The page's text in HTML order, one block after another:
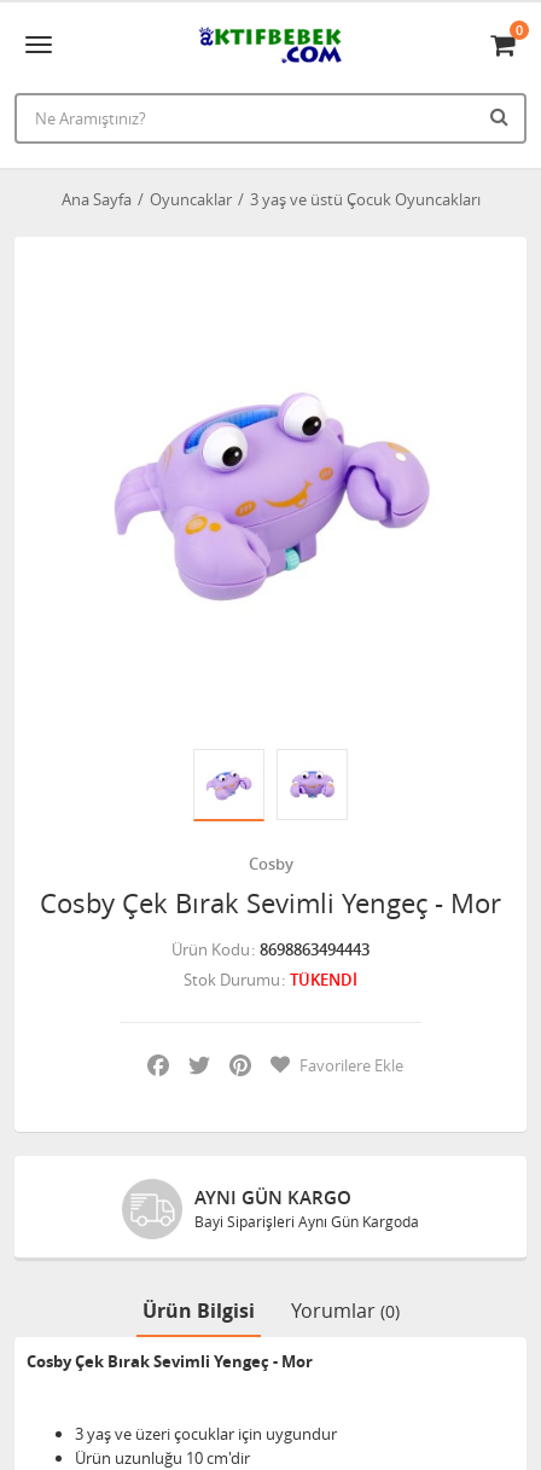
0
Ana Sayfa Oyuncaklar 3 yaş ve üstü Çocuk Oyuncakları
Cosby
Cosby Çek Bırak Sevimli Yengeç - Mor
Ürün Kodu 8698863494443
Stok Durumu TÜKENDİ
Facebook
Twitter PinterestFavorilere Ekle
AYNI GÜN KARGO
Bayi Siparişleri Aynı Gün Kargoda
Ürün Bilgisi Yorumlar (0)
Cosby Çek Bırak Sevimli Yengeç - Mor
3 yaş ve üzeri çocuklar için uygundur
Ürün uzunluğu 10 cm'dir